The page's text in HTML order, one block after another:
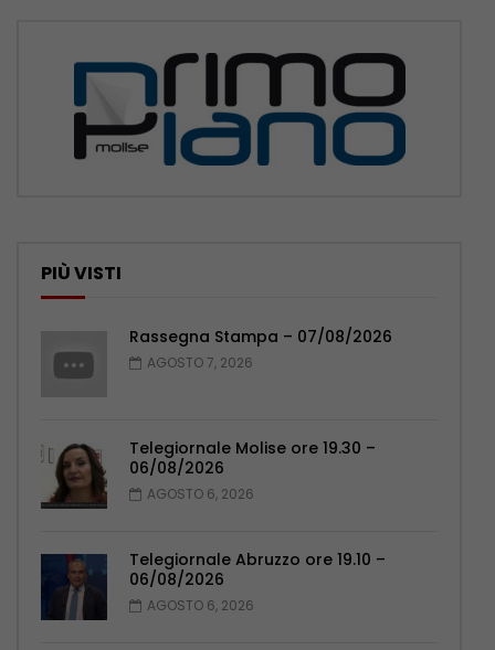
PIÙ VISTI
Rassegna Stampa – 07/08/2026
AGOSTO 7, 2026
Telegiornale Molise ore 19.30 –
06/08/2026
AGOSTO 6, 2026
Telegiornale Abruzzo ore 19.10 –
06/08/2026
AGOSTO 6, 2026